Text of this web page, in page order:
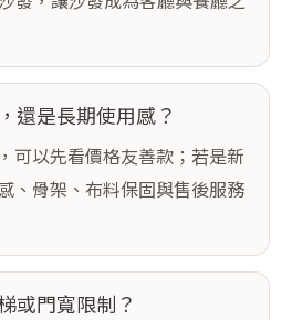
還是長期使用感？
可以先看價格友善款；若是新
、骨架、布料保固與售後服務
或門寬限制？